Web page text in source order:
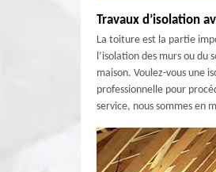
Travaux d’isolation
La toiture est la partie
l’isolation des murs ou
maison. Voulez-vous une
professionnelle pour
service, nous sommes en